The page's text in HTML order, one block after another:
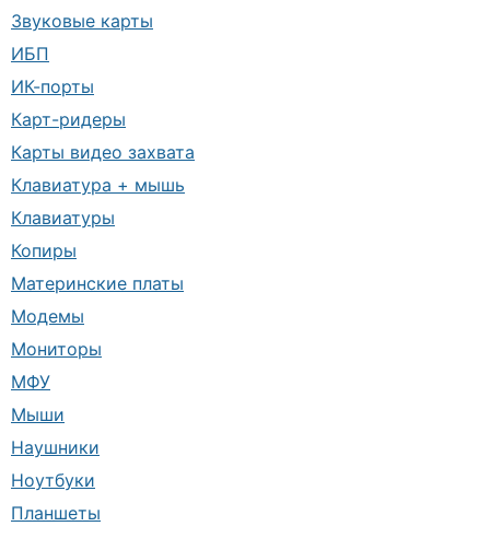
Звуковые карты
ИБП
ИК-порты
Карт-ридеры
Карты видео захвата
Клавиатура + мышь
Клавиатуры
Копиры
Материнские платы
Модемы
Мониторы
МФУ
Мыши
Наушники
Ноутбуки
Планшеты